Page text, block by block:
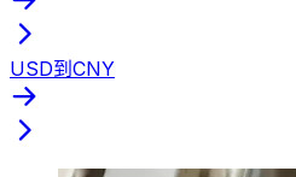
USD到CNY